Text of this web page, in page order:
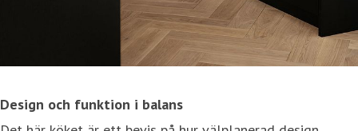
Design och funktion i balans